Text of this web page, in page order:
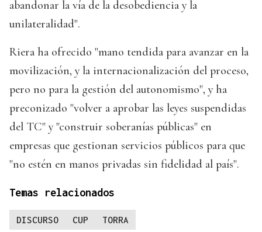
abandonar la vía de la desobediencia y la
unilateralidad".
Riera ha ofrecido "mano tendida para avanzar en la
movilización, y la internacionalización del proceso,
pero no para la gestión del autonomismo", y ha
preconizado "volver a aprobar las leyes suspendidas
del TC" y "construir soberanías públicas" en
empresas que gestionan servicios públicos para que
"no estén en manos privadas sin fidelidad al país".
Temas relacionados
DISCURSO CUP TORRA